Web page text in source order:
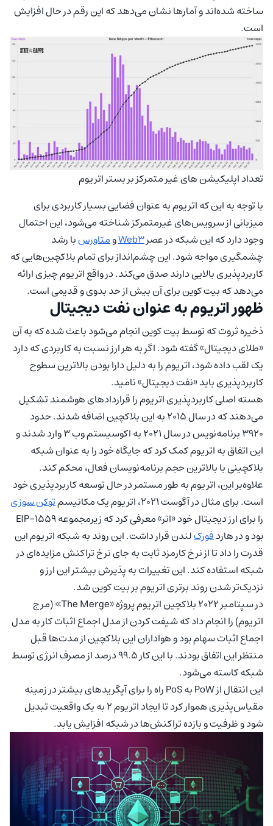
ساخته شده‌اند و آمارها نشان می‌دهد که این رقم در حال افزایش
است.
تعداد اپلیکیشن های غیر متمرکز بر بستر اتریوم
با توجه به این که اتریوم به عنوان فضایی بسیار کاربردی برای
میزبانی از سرویس‌های غیرمتمرکز شناخته می‌شود، این احتمال
وجود دارد که این شبکه در عصرWeb3ومتاورسبا رشد
چشمگیری مواجه شود. این چشم‌انداز برای تمام بلاکچین‌هایی که
کاربردپذیری بالایی دارند صدق می‌کند. در واقع اتریوم چیزی ارائه
می‌دهد که بیت کوین برای آن بیش از حد بدوی و قدیمی است.
ظهور اتریوم به عنوان نفت دیجیتال
ذخیره ثروت که توسط بیت کوین انجام می‌شود باعث شده که به آن
«طلای دیجیتال» گفته شود. اگر به هر ارز نسبت به کاربردی که دارد
یک لقب داده شود، اتریوم را به دلیل دارا بودن بالاترین سطوح
کاربردپذیری باید «نفت دیجیتال» نامید.
هسته اصلی کاربردپذیری اتریوم را قراردادهای هوشمند تشکیل
می‌دهند که در سال ۲۰۱۵ به این بلاکچین اضافه شدند. حدود
۳۹۲۰ برنامه‌نویس در سال ۲۰۲۱ به اکوسیستم وب ۳ وارد شدند و
این اتفاق به اتریوم کمک کرد که جایگاه خود را به عنوان شبکه
بلاکچینی با بالاترین حجم برنامه‌نویسان فعال، محکم کند.
علاوه‌بر این، اتریوم به طور مستمر در حال توسعه کاربردپذیری خود
است. برای مثال در آگوست ۲۰۲۱، اتریوم یک مکانیسم
توکن سوزی
را برای ارز دیجیتال خود «اتر» معرفی کرد که زیرمجموعه EIP-1559
بود و در هاردفورکلندن قرار داشت. این روند به شبکه اتریوم این
قدرت را داد تا از نرخ کارمزد ثابت به جای نرخ تراکنش مزایده‌ای در
شبکه استفاده کند. این تغییرات به پذیرش بیشتر این ارز و
نزدیک‌تر شدن روند برتری اتریوم بر بیت کوین شد.
در سپتامبر ۲۰۲۲ بلاکچین اتریوم پروژه «The Merge» (مرج
اتریوم) را انجام داد که شیفت کردن از مدل اجماع اثبات کار به مدل
اجماع اثبات سهام بود و هواداران این بلاکچین از مدت‌ها قبل
منتظر این اتفاق بودند. با این کار ۹۹.۵ درصد از مصرف انرژی توسط
شبکه کاسته می‌شود.
این انتقال از PoW به PoS راه را برای آپگریدهای بیشتر در زمینه
مقیاس‌پذیری هموار کرد تا ایجاد اتریوم ۲ به یک واقعیت تبدیل
شود و ظرفیت و بازده تراکنش‌ها در شبکه افزایش یابد.